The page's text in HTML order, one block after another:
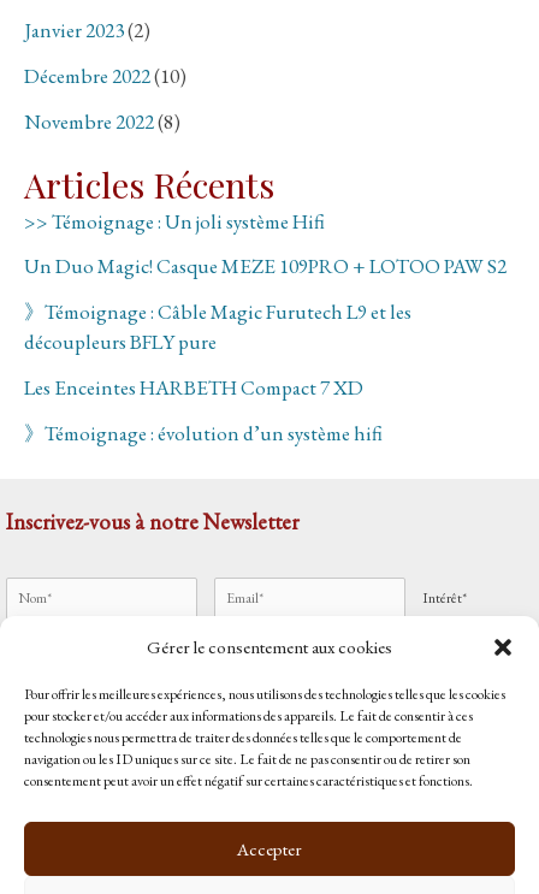
Gérer le consentement aux cookies
Pour offrir les meilleures expériences, nous utilisons des technologies telles que les cookies
pour stocker et/ou accéder aux informations des appareils. Le fait de consentir à ces
technologies nous permettra de traiter des données telles que le comportement de
navigation ou les ID uniques sur ce site. Le fait de ne pas consentir ou de retirer son
consentement peut avoir un effet négatif sur certaines caractéristiques et fonctions.
Accepter
Janvier 2023(2)
Décembre 2022(10)
Novembre 2022(8)
Articles Récents
>> Témoignage : Un joli système Hifi
Un Duo Magic! Casque MEZE 109PRO + LOTOO PAW S2
》Témoignage : Câble Magic Furutech L9 et les
découpleurs BFLY pure
Les Enceintes HARBETH Compact 7 XD
》Témoignage : évolution d’un système hifi
Inscrivez-vous à notre Newsletter
Intérêt*
J'accepteles mentions légales
Accueil
Qui sommes-nous ?
Politique de cookies (UE)